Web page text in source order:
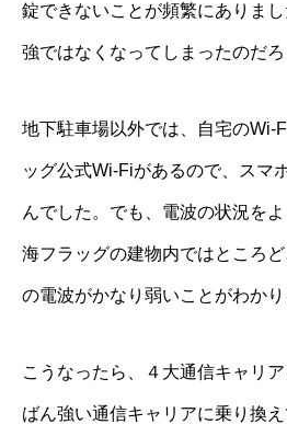
錠できないことが頻繁にありま
強ではなくなってしまったのだ
地下駐車場以外では、自宅のWi-
ッグ公式Wi-Fiがあるので、スマ
んでした。でも、電波の状況を
海フラッグの建物内ではところ
の電波がかなり弱いことがわかり
こうなったら、４大通信キャリ
ばん強い通信キャリアに乗り換え